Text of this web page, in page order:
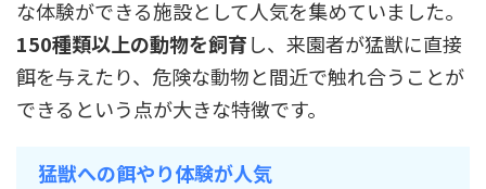
な体験ができる施設として人気を集めていました。
150種類以上の動物を飼育し、来園者が猛獣に直接
餌を与えたり、危険な動物と間近で触れ合うことが
できるという点が大きな特徴です。
猛獣への餌やり体験が人気